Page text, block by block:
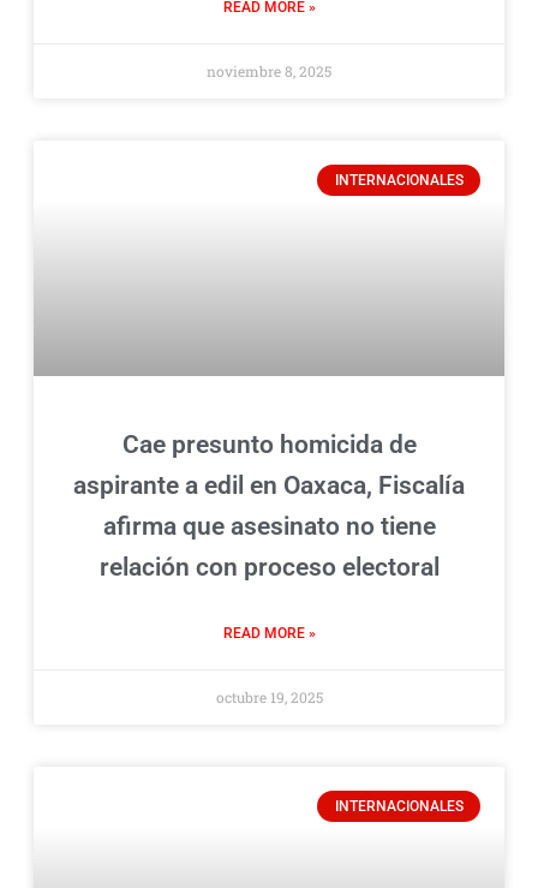
READ MORE »
noviembre 8, 2025
INTERNACIONALES
Cae presunto homicida de
aspirante a edil en Oaxaca, Fiscalía
afirma que asesinato no tiene
relación con proceso electoral
READ MORE »
octubre 19, 2025
INTERNACIONALES